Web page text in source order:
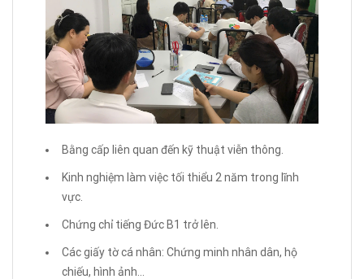
Bằng cấp liên quan đến kỹ thuật viễn thông.
Kinh nghiệm làm việc tối thiểu 2 năm trong lĩnh
vực.
Chứng chỉ tiếng Đức B1 trở lên.
Các giấy tờ cá nhân: Chứng minh nhân dân, hộ
chiếu, hình ảnh…